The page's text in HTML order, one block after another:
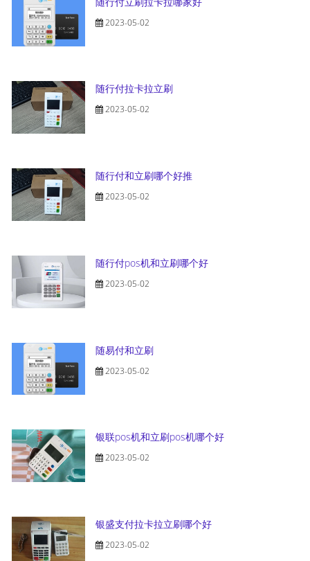
2023-05-02
随行付拉卡拉立刷
2023-05-02
随行付和立刷哪个好推
2023-05-02
随行付pos机和立刷哪个好
2023-05-02
随易付和立刷
2023-05-02
银联pos机和立刷pos机哪个好
2023-05-02
银盛支付拉卡拉立刷哪个好
2023-05-02